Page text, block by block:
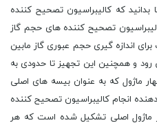
بدانید که کالیبراسیون تصحیح کننده
تصحیح کننده های حجم گاز
اندازه گیری حجم عبوری گاز مابین
رود و همچنین این تجهیز تا حدودی به
ماژول که به عنوان بیسه های اصلی
انجام کالیبراسیون تصحیح کننده
ماژول اصلی تشکیل شده است که هر